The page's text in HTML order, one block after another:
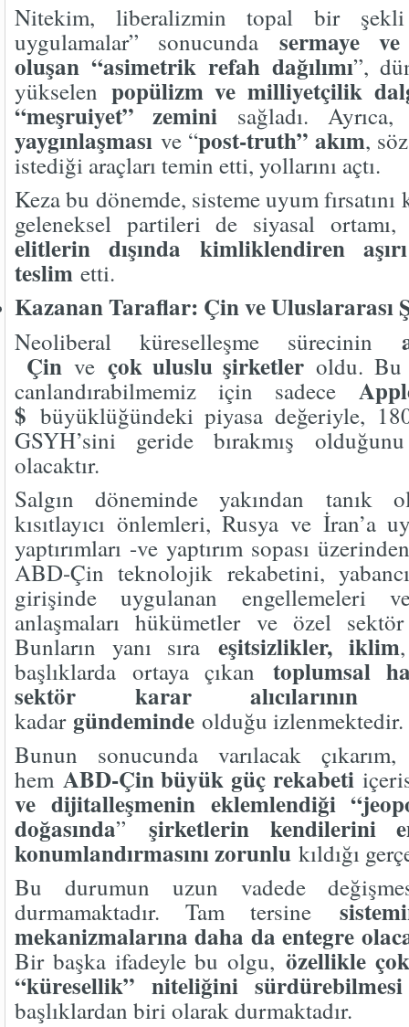
Nitekim, liberalizmin topal bir
uygulamalar” sonucunda sermaye
oluşan “asimetrik refah dağılımı”,
yükselen popülizm ve milliyetçilik
“meşruiyet” zemini sağladı.
yaygınlaşması ve “post-truth” akım,
istediği araçları temin etti, yollarını açtı.
Keza bu dönemde, sisteme uyum fırsatını
geleneksel partileri de siyasal
elitlerin dışında kimliklendiren
teslim etti.
Kazanan Taraflar: Çin ve Uluslararası
Neoliberal küreselleşme sürecinin
Çinve çok uluslu şirketler oldu. Bu
canlandırabilmemiz için sadece
$ büyüklüğündeki piyasa değeriyle,
GSYH’sini geride bırakmış
olacaktır.
Salgın döneminde yakından tanık
kısıtlayıcı önlemleri, Rusya ve İran’a
yaptırımları -ve yaptırım sopası
ABD-Çin teknolojik rekabetini,
girişinde uygulanan engellemeleri
anlaşmaları hükümetler ve özel
Bunların yanı sıra eşitsizlikler, iklim
başlıklarda ortaya çıkan toplumsal
sektör karar alıcılarının
kadar gündeminde olduğu izlenmektedir.
Bunun sonucunda varılacak
hem ABD-Çin büyük güç rekabeti
ve dijitalleşmenin eklemlendiği
doğasında” şirketlerin kendilerini
konumlandırmasını zorunlu kıldığı
Bu durumun uzun vadede
durmamaktadır. Tam tersine
mekanizmalarına daha da entegre
Bir başka ifadeyle bu olgu, özellikle
“küresellik” niteliğini
başlıklardan biri olarak durmaktadır.